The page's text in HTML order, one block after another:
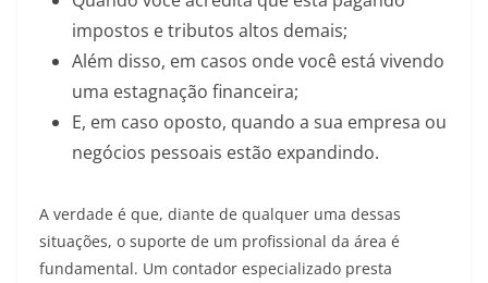
impostos e tributos altos demais;
Além disso, em casos onde você está vivendo
uma estagnação financeira;
E, em caso oposto, quando a sua empresa ou
negócios pessoais estão expandindo.
A verdade é que, diante de qualquer uma dessas
situações, o suporte de um profissional da área é
fundamental. Um contador especializado presta